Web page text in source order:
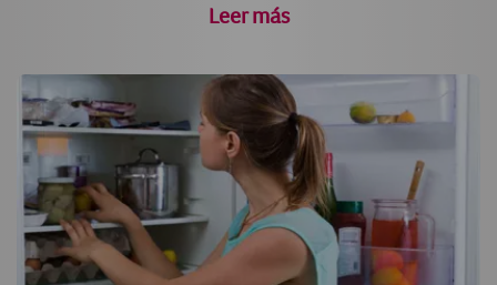
Leer más